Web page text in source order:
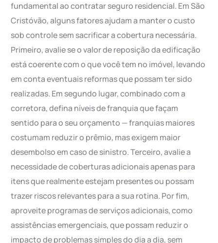
fundamental ao contratar seguro residencial. Em São
Cristóvão, alguns fatores ajudam a manter o custo
sob controle sem sacrificar a cobertura necessária.
Primeiro, avalie se o valor de reposição da edificação
está coerente com o que você tem no imóvel, levando
em conta eventuais reformas que possam ter sido
realizadas. Em segundo lugar, combinado com a
corretora, defina níveis de franquia que façam
sentido para o seu orçamento — franquias maiores
costumam reduzir o prêmio, mas exigem maior
desembolso em caso de sinistro. Terceiro, avalie a
necessidade de coberturas adicionais apenas para
itens que realmente estejam presentes ou possam
trazer riscos relevantes para a sua rotina. Por fim,
aproveite programas de serviços adicionais, como
assistências emergenciais, que possam reduzir o
impacto de problemas simples do dia a dia, sem